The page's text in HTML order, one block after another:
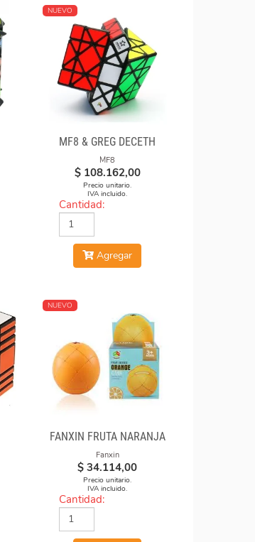
NUEVO
MF8 & GREG DECETH
MF8
$ 108.162,00
Precio unitario.
IVA incluido.
Cantidad:
Agregar
NUEVO
FANXIN FRUTA NARANJA
Fanxin
$ 34.114,00
Precio unitario.
IVA incluido.
Cantidad: